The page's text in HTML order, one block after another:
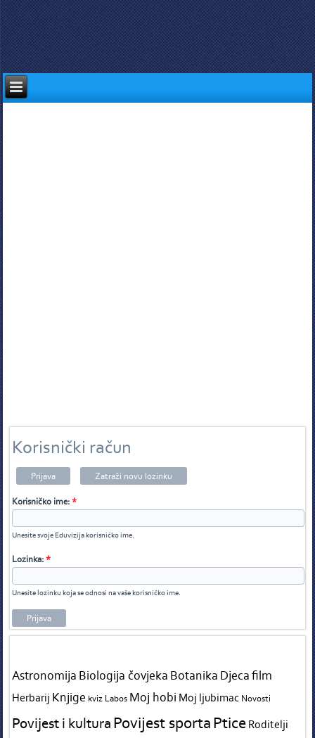
Korisnički račun
Prijava Zatraži novu lozinku
Korisničko ime:*
Unesite svoje Eduvizija korisničko ime.
Lozinka:*
Unesite lozinku koja se odnosi na vaše korisničko ime.
Astronomija Biologija čovjeka Botanika Djeca film
Herbarij Knjige kviz Labos Moj hobi Moj ljubimac Novosti
Povijest i kultura Povijest sportaPtice Roditelji